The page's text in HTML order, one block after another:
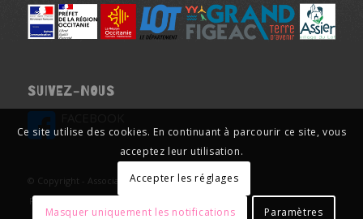
SUIVEZ-NOUS
© Copyright - Association Des Clous 2024
Politique de confidentialité
Ce site utilise des cookies. En continuant à parcourir ce site, vous
acceptez leur utilisation.
Accepter les réglages
Masquer uniquement les notifications Paramètres